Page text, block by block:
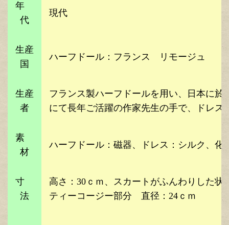
年
代
現代
生産
国
ハーフドール：フランス リモージュ
生産
者
フランス製ハーフドールを用い、日本に
にて長年ご活躍の作家先生の手で、ドレ
素
材
ハーフドール：磁器、ドレス：シルク、
寸
法
高さ：30ｃｍ、スカートがふんわりした状
ティーコージー部分 直径：24ｃｍ